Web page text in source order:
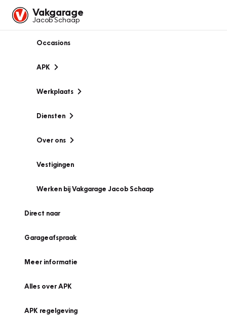
Vakgarage
Jacob Schaap
Occasions
APK
Werkplaats
Diensten
Over ons
Vestigingen
Werken bij Vakgarage Jacob Schaap
Direct naar
Garageafspraak
Meer informatie
Alles over APK
APK regelgeving